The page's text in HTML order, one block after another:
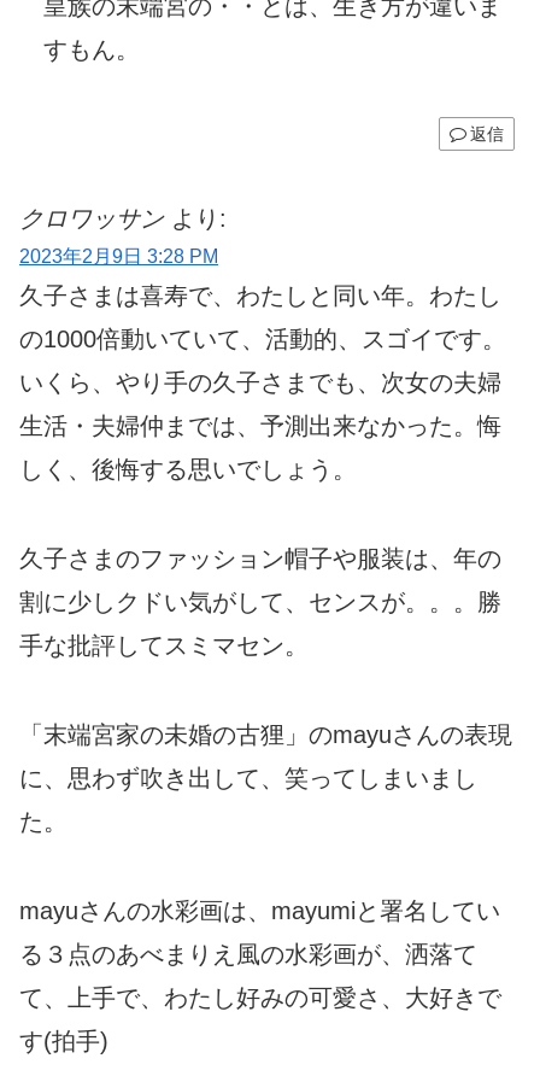
皇族の末端宮の・・とは、生き方が違いま
すもん。
返信
クロワッサン より:
2023年2月9日 3:28 PM
久子さまは喜寿で、わたしと同い年。わたし
の1000倍動いていて、活動的、スゴイです。
いくら、やり手の久子さまでも、次女の夫婦
生活・夫婦仲までは、予測出来なかった。悔
しく、後悔する思いでしょう。
久子さまのファッション帽子や服装は、年の
割に少しクドい気がして、センスが。。。勝
手な批評してスミマセン。
「末端宮家の未婚の古狸」のmayuさんの表現
に、思わず吹き出して、笑ってしまいまし
た。
mayuさんの水彩画は、mayumiと署名してい
る３点のあべまりえ風の水彩画が、洒落て
て、上手で、わたし好みの可愛さ、大好きで
す(拍手)